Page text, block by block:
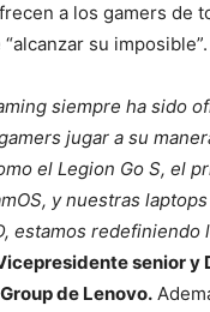
a los gamers de
su imposible”.
siempre ha sido
jugar a su
el Legion Go S, el
y nuestras
estamos
senior y
de Lenovo.